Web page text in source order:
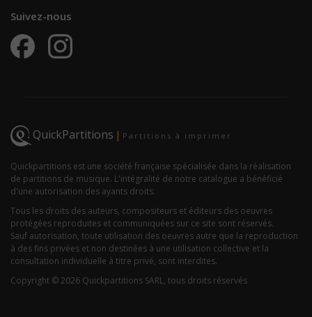
Suivez-nous
QuickPartitions | Partitions à imprimer
Quickpartitions est une société française spécialisée dans la réalisation
de partitions de musique. L'intégralité de notre catalogue a bénéficié
d'une autorisation des ayants droits.
Tous les droits des auteurs, compositeurs et éditeurs des oeuvres
protégées reproduites et communiquées sur ce site sont réservés.
Sauf autorisation, toute utilisation des oeuvres autre que la reproduction
à des fins privées et non destinées à une utilisation collective et la
consultation individuelle à titre privé, sont interdites.
Copyright © 2026 Quickpartitions SARL, tous droits réservés